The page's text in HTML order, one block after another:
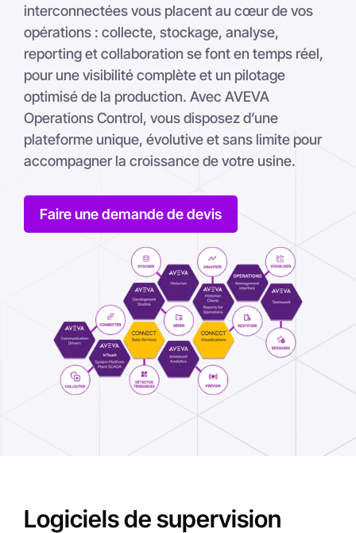
opérations : collecte, stockage, analyse,
reporting et collaboration se font en temps réel,
pour une visibilité complète et un pilotage
optimisé de la production. Avec AVEVA
Operations Control, vous disposez d’une
plateforme unique, évolutive et sans limite pour
accompagner la croissance de votre usine.
Faire une demande de devis